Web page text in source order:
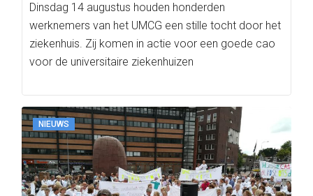
Dinsdag 14 augustus houden honderden
werknemers van het UMCG een stille tocht door het
ziekenhuis. Zij komen in actie voor een goede cao
voor de universitaire ziekenhuizen
NIEUWS